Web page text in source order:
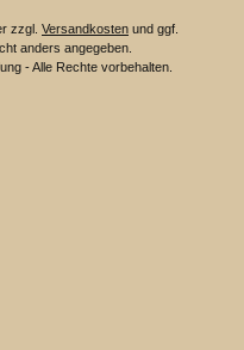
zzgl. Versandkosten und ggf.
anders angegeben.
- Alle Rechte vorbehalten.